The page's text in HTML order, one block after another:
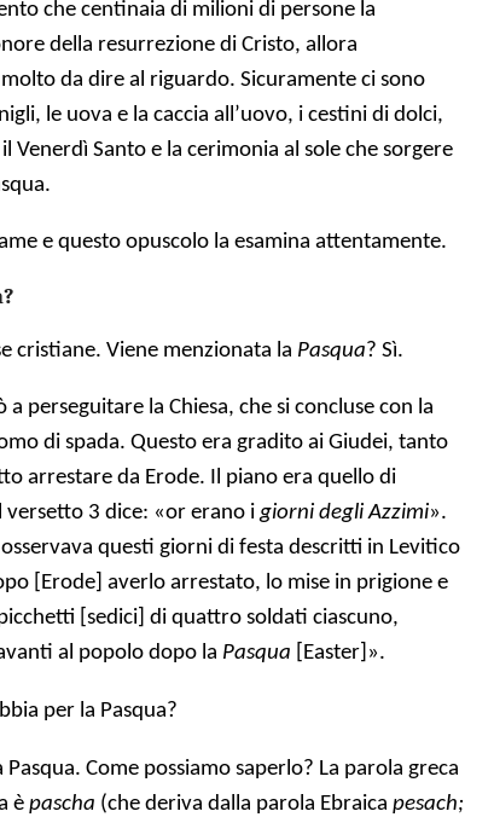
che centinaia di milioni di persone la
della resurrezione di Cristo, allora
da dire al riguardo. Sicuramente ci sono
le uova e la caccia all’uovo, i cestini di dolci,
Venerdì Santo e la cerimonia al sole che sorgere
e questo opuscolo la esamina attentamente.
cristiane. Viene menzionata la Pasqua? Sì.
perseguitare la Chiesa, che si concluse con la
di spada. Questo era gradito ai Giudei, tanto
arrestare da Erode. Il piano era quello di
versetto 3 dice: «or erano igiorni degli Azzimi».
questi giorni di festa descritti in Levitico
[Erode] averlo arrestato, lo mise in prigione e
[sedici] di quattro soldati ciascuno,
al popolo dopo la Pasqua [Easter]».
per la Pasqua?
Pasqua. Come possiamo saperlo? La parola greca
èpascha (che deriva dalla parola Ebraicapesach;